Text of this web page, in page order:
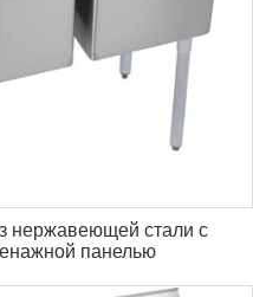
нержавеющей стали с
панелью